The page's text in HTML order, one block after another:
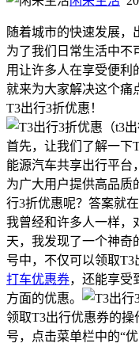
随着城市的快速发展，
为了我们日常生活中不
用让许多人在享受便利
就来为大家解决这个
T3出行3折优惠！
首先，让我们了解一下
能源汽车共享出行平台
为广大用户提供高品质
行3折优惠呢？答案就
我曾经和许多人一样，
天，我发现了一个神
号中，不仅可以领取
打车优惠券，还能享受
方面的优惠。
领取T3出行优惠券的操
号，点击菜单栏中的“